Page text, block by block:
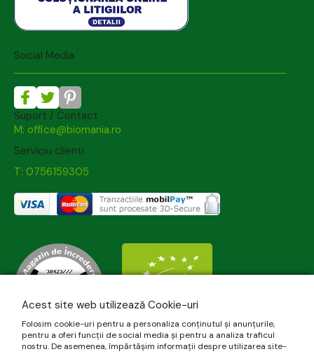
Social Media
Suport / Contact
M: office@biomania.ro
Serviciu clienti
T: 0756159305
Acest site web utilizează Cookie-uri
Folosim cookie-uri pentru a personaliza conținutul și anunțurile,
pentru a oferi funcții de social media și pentru a analiza traficul
nostru. De asemenea, împărtășim informații despre utilizarea site-